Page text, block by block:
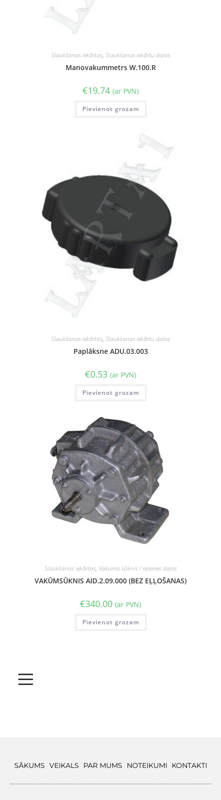
Slaukšanas iekārtas, Slaukšanas iekārtu daļas
Manovakummetrs W.100.R
€19.74 (ar PVN)
Pievienot grozam
Slaukšanas iekārtas, Slaukšanas iekārtu daļas
Paplāksne ADU.03.003
€0.53 (ar PVN)
Pievienot grozam
Slaukšanas iekārtas, Vakuma sūknis / rezerves daļas
VAKŪMSŪKNIS AID.2.09.000 (BEZ EĻĻOŠANAS)
€340.00 (ar PVN)
Pievienot grozam
SĀKUMS VEIKALS PAR MUMS NOTEIKUMI KONTAKTI